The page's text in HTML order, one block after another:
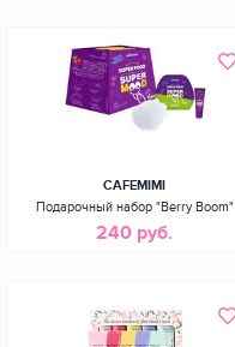
CAFEMIMI
Подарочный набор "Berry Boom"
240 руб.